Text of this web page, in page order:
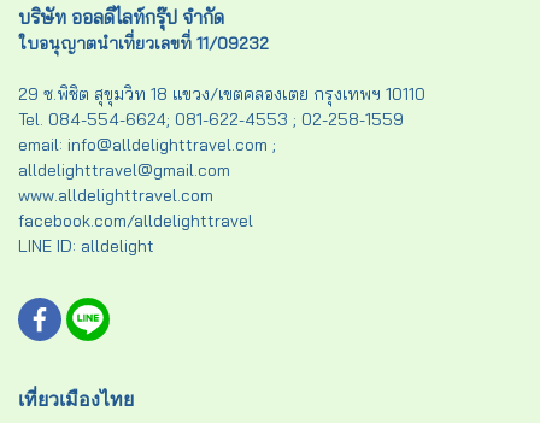
บริษัท ออลดีไลท์กรุ๊ป จำกัด
ใบอนุญาตนำเที่ยวเลขที่ 11/09232
29 ซ.พิชิต สุขุมวิท 18 แขวง/เขตคลองเตย กรุงเทพฯ 10110
Tel. 084-554-6624; 081-622-4553 ; 02-258-1559
email: info@alldelighttravel.com ;
alldelighttravel@gmail.com
www.alldelighttravel.com
facebook.com/alldelighttravel
LINE ID: alldelight
เที่ยวเมืองไทย